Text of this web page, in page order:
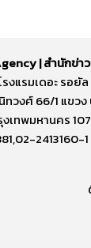
| สำนักข่า
งแรมเดอะ รอยัล
วงศ์ 66/1 แขวง
เทพมหานคร
2413160-1